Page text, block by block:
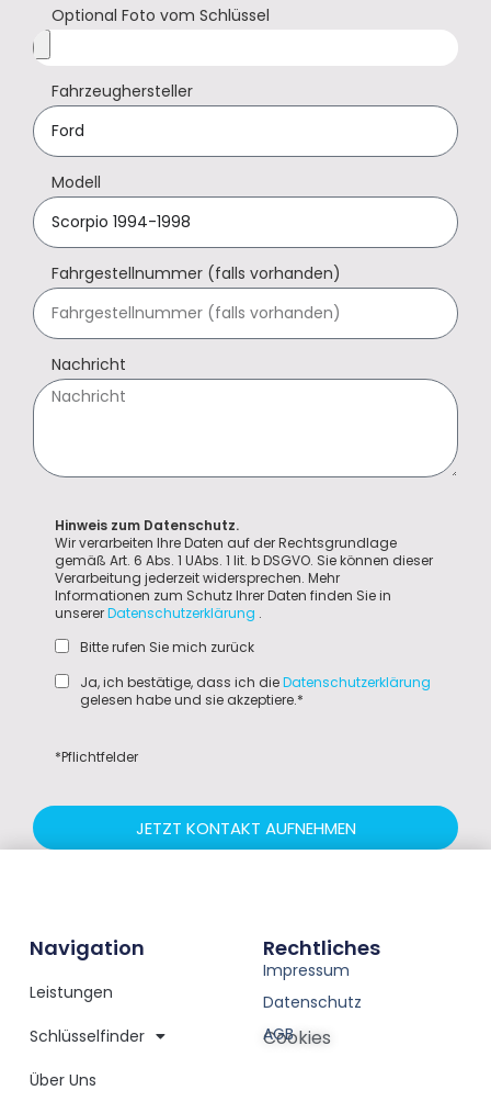
Optional Foto vom Schlüssel
Fahrzeughersteller
Modell
Fahrgestellnummer (falls vorhanden)
Nachricht
Hinweis zum Datenschutz.
Wir verarbeiten Ihre Daten auf der Rechtsgrundlage
gemäß Art. 6 Abs. 1 UAbs. 1 lit. b DSGVO. Sie können dieser
Verarbeitung jederzeit widersprechen. Mehr
Informationen zum Schutz Ihrer Daten finden Sie in
unsererDatenschutzerklärung .
Bitte rufen Sie mich zurück
Ja, ich bestätige, dass ich dieDatenschutzerklärung
gelesen habe und sie akzeptiere.*
*Pflichtfelder
JETZT KONTAKT AUFNEHMEN
Navigation
Leistungen
Schlüsselfinder
Über Uns
Rechtliches
Impressum
Datenschutz
AGB
Cookies